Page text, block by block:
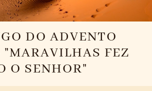
DO ADVENTO
FEZ
O SENHOR"